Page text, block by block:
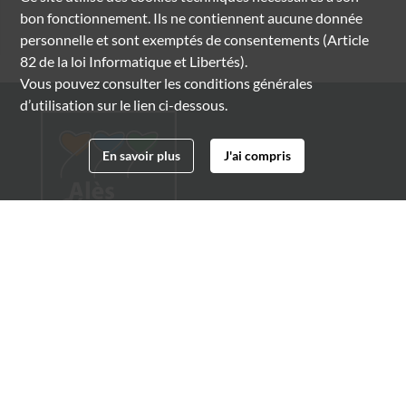
bon fonctionnement. Ils ne contiennent aucune donnée
personnelle et sont exemptés de consentements (Article
82 de la loi Informatique et Libertés).
Vous pouvez consulter les conditions générales
d’utilisation sur le lien ci-dessous.
En savoir plus J'ai compris